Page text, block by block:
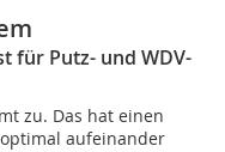
für Putz- und WDV-
zu. Das hat einen
aufeinander